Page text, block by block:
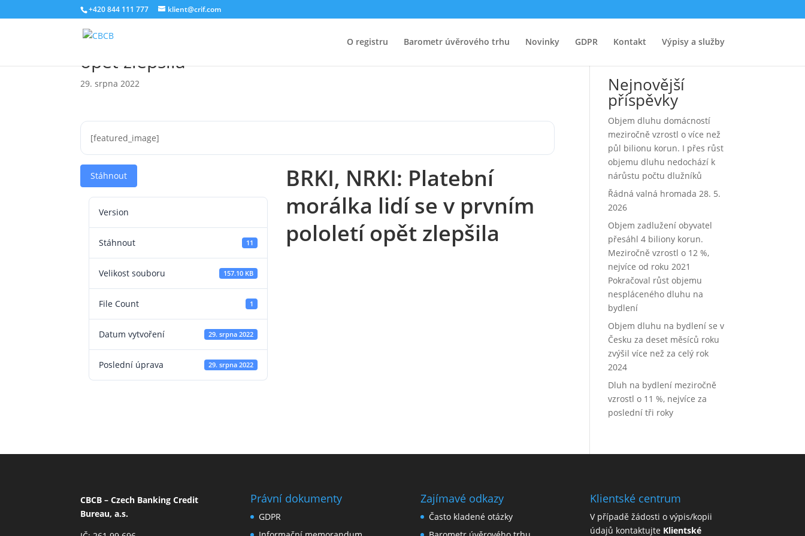
+420 844 111 777 klient@crif.com
O registru Barometr úvěrového trhu Novinky GDPR Kontakt Výpisy a služby
BRKI, NRKI: Platební morálka lidí se v prvním pololetí
opět zlepšila
29. srpna 2022
[featured_image]
Stáhnout
Version
Stáhnout 11
Velikost souboru 157.10 KB
File Count 1
Datum vytvoření 29. srpna 2022
Poslední úprava 29. srpna 2022
BRKI, NRKI: Platební
morálka lidí se v prvním
pololetí opět zlepšila
Hledat
Nejnovější
příspěvky
Objem dluhu domácností
meziročně vzrostl o více než
půl bilionu korun. I přes růst
objemu dluhu nedochází k
nárůstu počtu dlužníků
Řádná valná hromada 28. 5.
2026
Objem zadlužení obyvatel
přesáhl 4 biliony korun.
Meziročně vzrostl o 12 %,
nejvíce od roku 2021
Pokračoval růst objemu
nespláceného dluhu na
bydlení
Objem dluhu na bydlení se v
Česku za deset měsíců roku
zvýšil více než za celý rok
2024
Dluh na bydlení meziročně
vzrostl o 11 %, nejvíce za
poslední tři roky
CBCB – Czech Banking Credit
Bureau, a.s.
Právní dokumenty
GDPR
Zajímavé odkazy
Často kladené otázky
Klientské centrum
V případě žádosti o výpis/kopii
údajů kontaktujte Klientské